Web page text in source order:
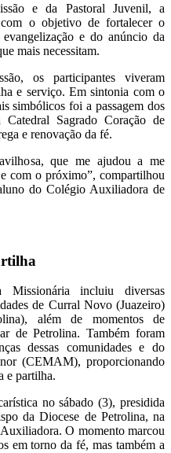
e da Pastoral Juvenil, a
com o objetivo de fortalecer o
e do anúncio da
mais necessitam.
os participantes viveram
e serviço. Em sintonia com o
simbólicos foi a passagem dos
Sagrado Coração de
e renovação da fé.
que me ajudou a me
com o próximo”, compartilhou
do Colégio Auxiliadora de
Missionária incluiu diversas
de Curral Novo (Juazeiro)
além de momentos de
de Petrolina. Também foram
dessas comunidades e do
(CEMAM), proporcionando
e partilha.
no sábado (3), presidida
da Diocese de Petrolina, na
O momento marcou
em torno da fé, mas também a